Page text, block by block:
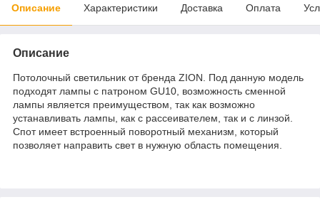
Описание Характеристики Доставка Оплата
Описание
Потолочный светильник от бренда ZION. Под данную модель
подходят лампы с патроном GU10, возможность сменной
лампы является преимуществом, так как возможно
устанавливать лампы, как с рассеивателем, так и с линзой.
Спот имеет встроенный поворотный механизм, который
позволяет направить свет в нужную область помещения.